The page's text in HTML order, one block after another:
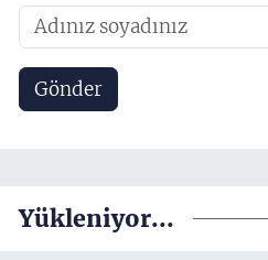
Gönder
Yükleniyor...